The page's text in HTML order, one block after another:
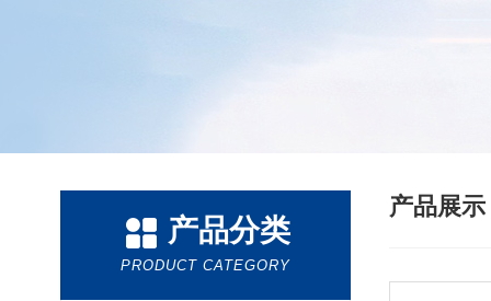
产品分类
PRODUCT CATEGORY
产品展示